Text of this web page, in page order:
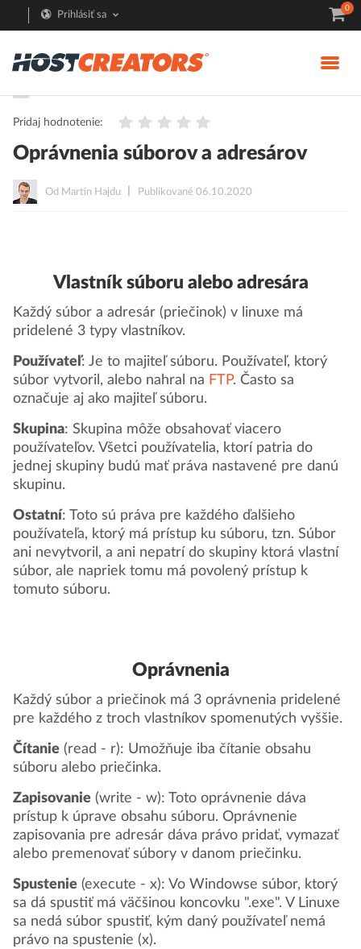
Prihlásiť sa
0
Pridaj hodnotenie:
Oprávnenia súborov a adresárov
Od Martin Hajdu Publikované 06.10.2020
Vlastník súboru alebo adresára
Každý súbor a adresár (priečinok) v linuxe má
pridelené 3 typy vlastníkov.
Používateľ: Je to majiteľ súboru. Používateľ, ktorý
súbor vytvoril, alebo nahral na FTP. Často sa
označuje aj ako majiteľ súboru.
Skupina: Skupina môže obsahovať viacero
používateľov. Všetci používatelia, ktorí patria do
jednej skupiny budú mať práva nastavené pre danú
skupinu.
Ostatní: Toto sú práva pre každého ďalšieho
používateľa, ktorý má prístup ku súboru, tzn. Súbor
ani nevytvoril, a ani nepatrí do skupiny ktorá vlastní
súbor, ale napriek tomu má povolený prístup k
tomuto súboru.
Oprávnenia
Každý súbor a priečinok má 3 oprávnenia pridelené
pre každého z troch vlastníkov spomenutých vyššie.
Čítanie (read - r): Umožňuje iba čítanie obsahu
súboru alebo priečinka.
Zapisovanie (write - w): Toto oprávnenie dáva
prístup k úprave obsahu súboru. Oprávnenie
zapisovania pre adresár dáva právo pridať, vymazať
alebo premenovať súbory v danom priečinku.
Spustenie (execute - x): Vo Windowse súbor, ktorý
sa dá spustiť má väčšinou koncovku ".exe". V Linuxe
sa nedá súbor spustiť, kým daný používateľ nemá
právo na spustenie (x).